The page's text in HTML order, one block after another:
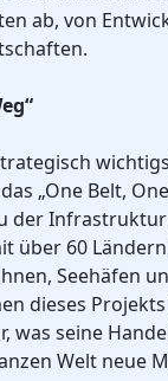
ab, von
„One Belt,
der
über 60
Seehäfen
dieses
was seine
Welt neue